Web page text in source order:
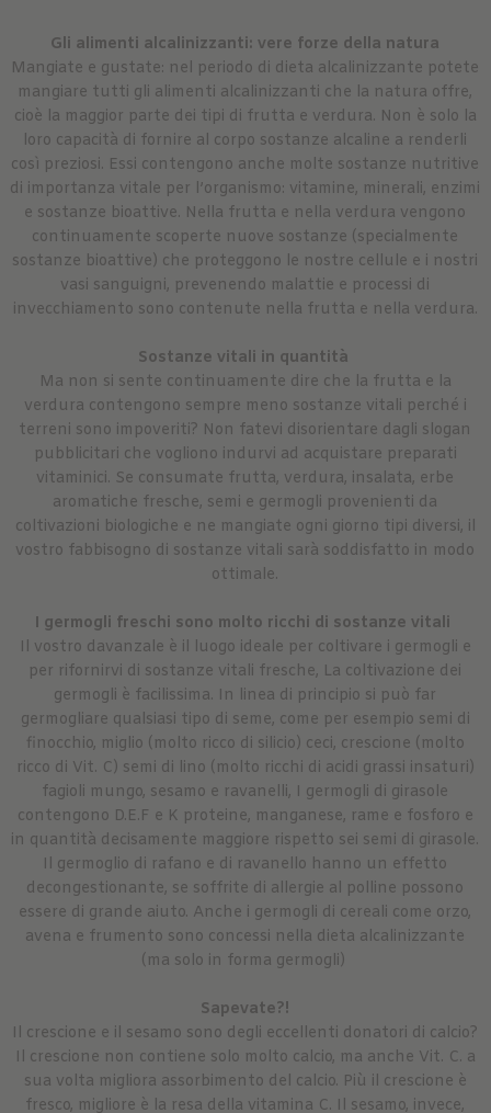
Gli alimenti alcalinizzanti: vere forze della natura
Mangiate e gustate: nel periodo di dieta alcalinizzante potete
mangiare tutti gli alimenti alcalinizzanti che la natura offre,
cioè la maggior parte dei tipi di frutta e verdura. Non è solo la
loro capacità di fornire al corpo sostanze alcaline a renderli
così preziosi. Essi contengono anche molte sostanze nutritive
di importanza vitale per l’organismo: vitamine, minerali, enzimi
e sostanze bioattive. Nella frutta e nella verdura vengono
continuamente scoperte nuove sostanze (specialmente
sostanze bioattive) che proteggono le nostre cellule e i nostri
vasi sanguigni, prevenendo malattie e processi di
invecchiamento sono contenute nella frutta e nella verdura.
Sostanze vitali in quantità
Ma non si sente continuamente dire che la frutta e la
verdura contengono sempre meno sostanze vitali perché i
terreni sono impoveriti? Non fatevi disorientare dagli slogan
pubblicitari che vogliono indurvi ad acquistare preparati
vitaminici. Se consumate frutta, verdura, insalata, erbe
aromatiche fresche, semi e germogli provenienti da
coltivazioni biologiche e ne mangiate ogni giorno tipi diversi, il
vostro fabbisogno di sostanze vitali sarà soddisfatto in modo
ottimale.
I germogli freschi sono molto ricchi di sostanze vitali
Il vostro davanzale è il luogo ideale per coltivare i germogli e
per rifornirvi di sostanze vitali fresche, La coltivazione dei
germogli è facilissima. In linea di principio si può far
germogliare qualsiasi tipo di seme, come per esempio semi di
finocchio, miglio (molto ricco di silicio) ceci, crescione (molto
ricco di Vit. C) semi di lino (molto ricchi di acidi grassi insaturi)
fagioli mungo, sesamo e ravanelli, I germogli di girasole
contengono D.E.F e K proteine, manganese, rame e fosforo e
in quantità decisamente maggiore rispetto sei semi di girasole.
Il germoglio di rafano e di ravanello hanno un effetto
decongestionante, se soffrite di allergie al polline possono
essere di grande aiuto. Anche i germogli di cereali come orzo,
avena e frumento sono concessi nella dieta alcalinizzante
(ma solo in forma germogli)
Sapevate?!
Il crescione e il sesamo sono degli eccellenti donatori di calcio?
Il crescione non contiene solo molto calcio, ma anche Vit. C. a
sua volta migliora assorbimento del calcio. Più il crescione è
fresco, migliore è la resa della vitamina C. Il sesamo, invece,